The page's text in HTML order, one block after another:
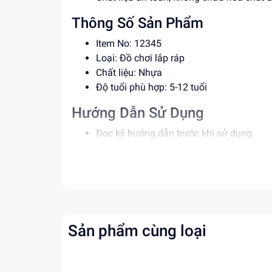
Thông Số Sản Phẩm
Item No: 12345
Loại: Đồ chơi lắp ráp
Chất liệu: Nhựa
Độ tuổi phù hợp: 5-12 tuổi
Hướng Dẫn Sử Dụng
Đọc kỹ hướng dẫn trước khi sử dụng
Rèn luyện kỹ năng giải quyết vấn đề
Phát triển khả năng tư duy và sáng tạo
Sản phẩm cùng loại